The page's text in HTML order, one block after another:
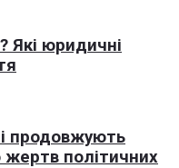
юридичні
продовжують
жертв політичних